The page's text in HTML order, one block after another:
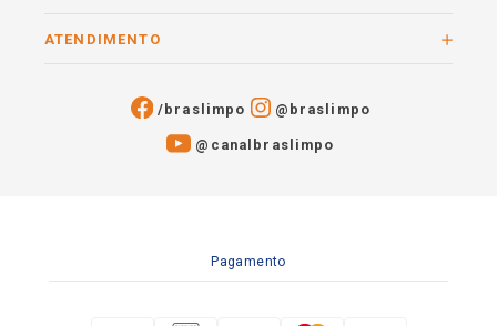
ATENDIMENTO
/braslimpo @braslimpo
@canalbraslimpo​
Pagamento